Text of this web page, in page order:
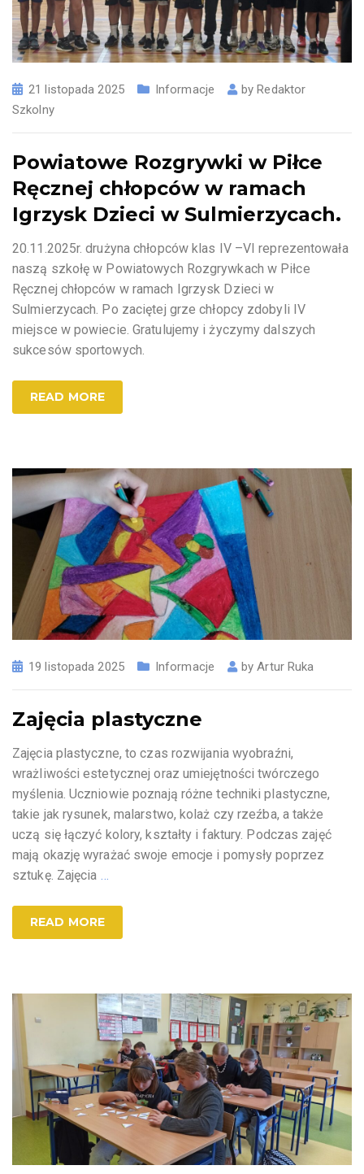
21 listopada 2025 Informacje byRedaktor
Szkolny
Powiatowe Rozgrywki w Piłce
Ręcznej chłopców w ramach
Igrzysk Dzieci w Sulmierzycach.
20.11.2025r. drużyna chłopców klas IV –VI reprezentowała
naszą szkołę w Powiatowych Rozgrywkach w Piłce
Ręcznej chłopców w ramach Igrzysk Dzieci w
Sulmierzycach. Po zaciętej grze chłopcy zdobyli IV
miejsce w powiecie. Gratulujemy i życzymy dalszych
sukcesów sportowych.
READ MORE
19 listopada 2025 Informacje byArtur Ruka
Zajęcia plastyczne
Zajęcia plastyczne, to czas rozwijania wyobraźni,
wrażliwości estetycznej oraz umiejętności twórczego
myślenia. Uczniowie poznają różne techniki plastyczne,
takie jak rysunek, malarstwo, kolaż czy rzeźba, a także
uczą się łączyć kolory, kształty i faktury. Podczas zajęć
mają okazję wyrażać swoje emocje i pomysły poprzez
sztukę. Zajęcia …
READ MORE